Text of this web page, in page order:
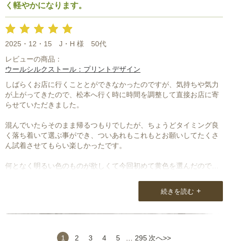
く軽やかになります。
2025・12・15 J・H 様
50代
レビューの商品：
ウールシルクストール：プリントデザイン
しばらくお店に行くこととができなかったのですが、気持ちや気力
が上がってきたので、松本へ行く時に時間を調整して直接お店に寄
らせていただきました。
混んでいたらそのまま帰るつもりでしたが、ちょうどタイミング良
く落ち着いて選ぶ事ができ、ついあれもこれもとお願いしてたくさ
ん試着させてもらい楽しかったです。
何となく明るい色のものが欲しくて今回初めて黄色を選んだのです
ます。
続きを読む +
1 2 3 4 5 295 次へ>>